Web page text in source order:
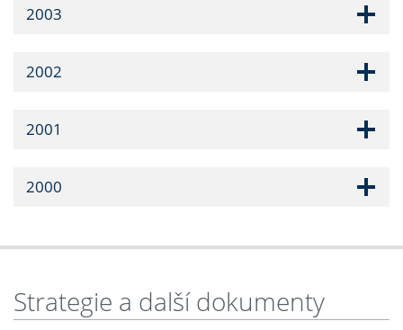
2003
2002
2001
2000
Strategie a další dokumenty